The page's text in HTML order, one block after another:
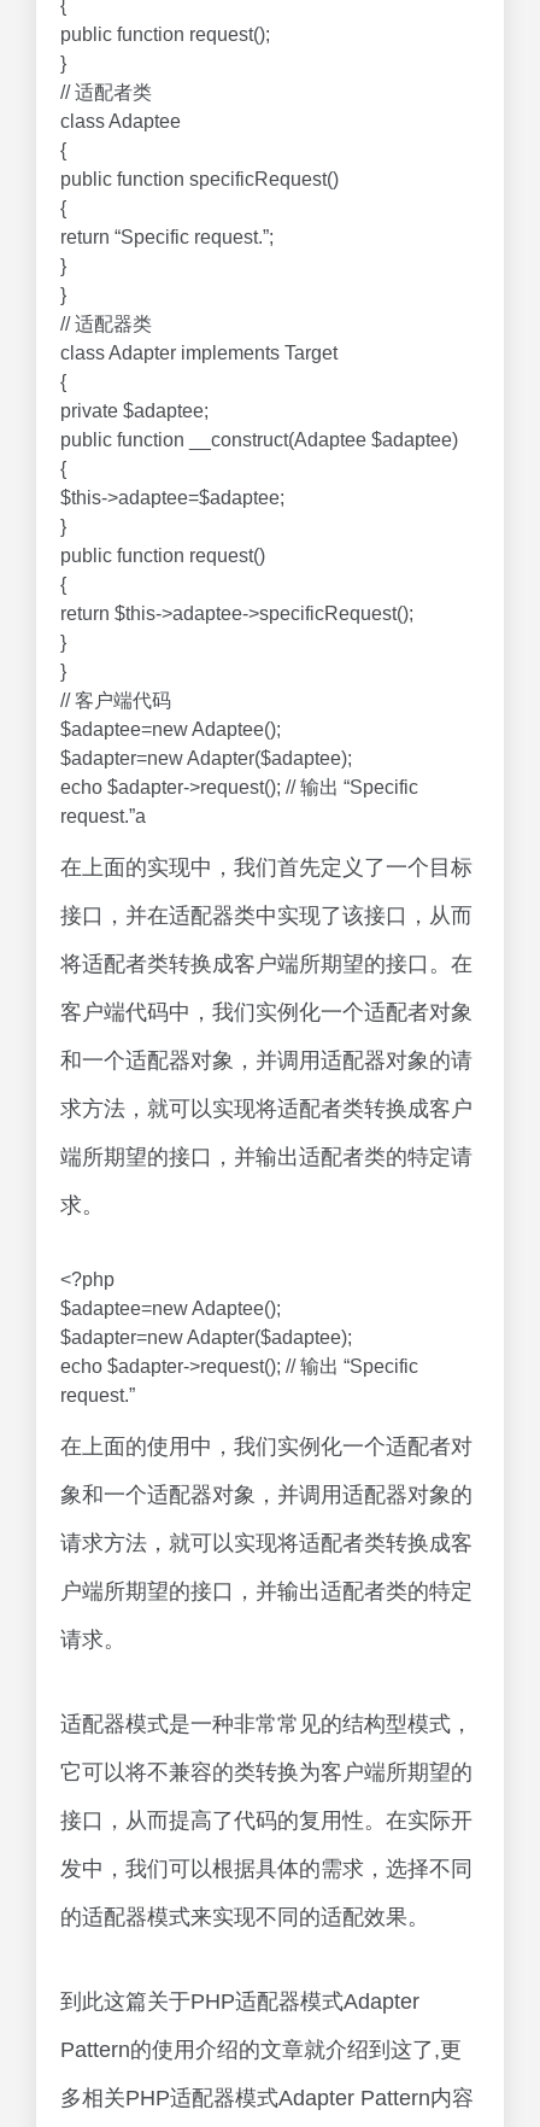
{
public function request();
}
// 适配者类
class Adaptee
{
public function specificRequest()
{
return “Specific request.”;
}
}
// 适配器类
class Adapter implements Target
{
private $adaptee;
public function __construct(Adaptee $adaptee)
{
$this->adaptee=$adaptee;
}
public function request()
{
return $this->adaptee->specificRequest();
}
}
// 客户端代码
$adaptee=new Adaptee();
$adapter=new Adapter($adaptee);
echo $adapter->request(); // 输出 “Specific
request.”a
在上面的实现中，我们首先定义了一个目标
接口，并在适配器类中实现了该接口，从而
将适配者类转换成客户端所期望的接口。在
客户端代码中，我们实例化一个适配者对象
和一个适配器对象，并调用适配器对象的请
求方法，就可以实现将适配者类转换成客户
端所期望的接口，并输出适配者类的特定请
求。
<?php
$adaptee=new Adaptee();
$adapter=new Adapter($adaptee);
echo $adapter->request(); // 输出 “Specific
request.”
在上面的使用中，我们实例化一个适配者对
象和一个适配器对象，并调用适配器对象的
请求方法，就可以实现将适配者类转换成客
户端所期望的接口，并输出适配者类的特定
请求。
适配器模式是一种非常常见的结构型模式，
它可以将不兼容的类转换为客户端所期望的
接口，从而提高了代码的复用性。在实际开
发中，我们可以根据具体的需求，选择不同
的适配器模式来实现不同的适配效果。
到此这篇关于PHP适配器模式Adapter
Pattern的使用介绍的文章就介绍到这了,更
多相关PHP适配器模式Adapter Pattern内容